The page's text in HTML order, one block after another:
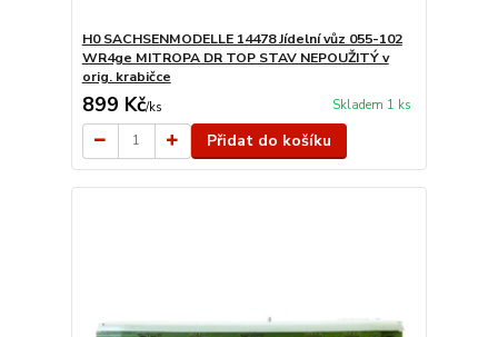
H0 SACHSENMODELLE 14478 Jídelní vůz 055-102
WR4ge MITROPA DR TOP STAV NEPOUŽITÝ v
orig. krabičce
899 Kč/ks Skladem 1 ks
Přidat do košíku